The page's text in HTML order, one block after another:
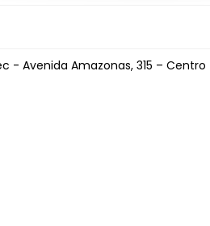
- Avenida Amazonas, 315 – Centro